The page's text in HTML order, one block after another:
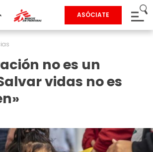
ASÓCIATE
no es un
vidas no es